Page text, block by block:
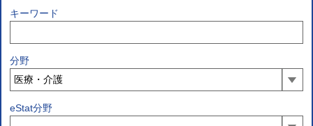
キーワード
分野
eStat分野